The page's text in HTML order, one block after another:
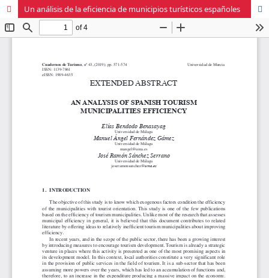
Un análisis de la eficiencia de municipios turísticos españoles